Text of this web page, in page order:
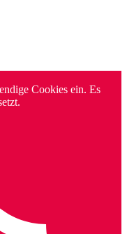
Cookies ein. Es